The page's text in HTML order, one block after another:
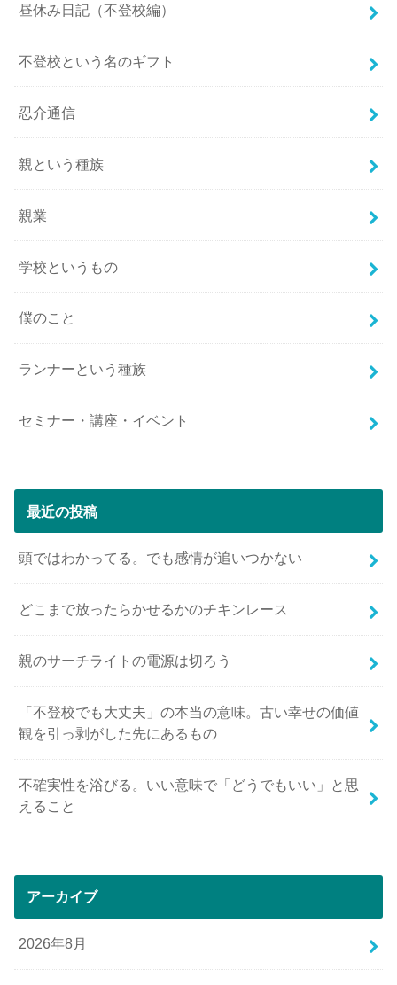
昼休み日記（不登校編）
不登校という名のギフト
忍介通信
親という種族
親業
学校というもの
僕のこと
ランナーという種族
セミナー・講座・イベント
最近の投稿
頭ではわかってる。でも感情が追いつかない
どこまで放ったらかせるかのチキンレース
親のサーチライトの電源は切ろう
「不登校でも大丈夫」の本当の意味。古い幸せの価値
観を引っ剥がした先にあるもの
不確実性を浴びる。いい意味で「どうでもいい」と思
えること
アーカイブ
2026年8月